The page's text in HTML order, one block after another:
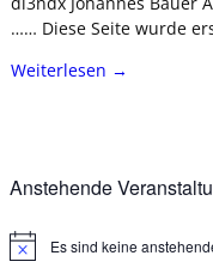
…… Diese Seite wurde
Weiterlesen →
Anstehende
H
Es sind keine